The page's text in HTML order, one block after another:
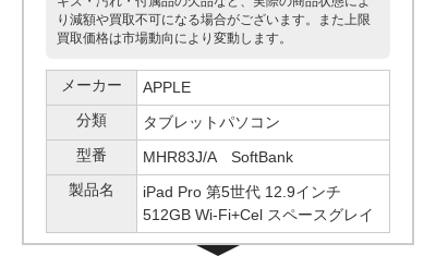
り減額や買取不可になる場合がございます。また上限
買取価格は市場動向により変動します。
メーカー
APPLE
分類
タブレットパソコン
型番
MHR83J/A SoftBank
製品名
iPad Pro 第5世代 12.9インチ
512GB Wi-Fi+Cel スペースグレイ